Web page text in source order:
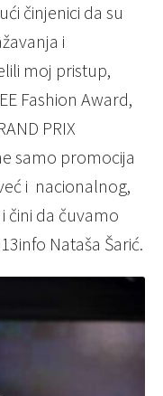
činjenici da su
i
moj pristup,
Fashion Award,
PRIX
samo promocija
i nacionalnog,
čini da čuvamo
Nataša Šarić.